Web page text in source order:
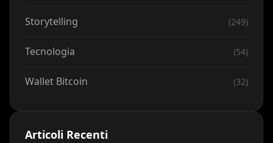
Storytelling (249)
Tecnologia (54)
Wallet Bitcoin (32)
Articoli Recenti